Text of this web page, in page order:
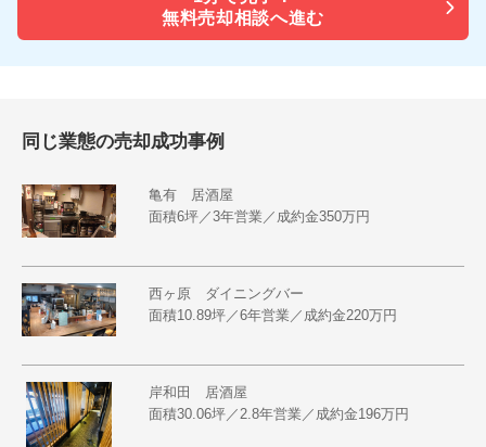
無料売却相談へ進む
同じ業態の売却成功事例
亀有 居酒屋
面積6坪／3年営業／成約金350万円
西ヶ原 ダイニングバー
面積10.89坪／6年営業／成約金220万円
岸和田 居酒屋
面積30.06坪／2.8年営業／成約金196万円